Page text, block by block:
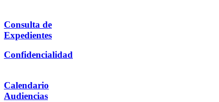
Consulta de
Expedientes
Confidencialidad
Calendario
Audiencias